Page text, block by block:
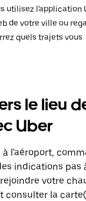
utilisez l'application
de votre ville ou
quels trajets vous
le lieu
Uber
l'aéroport,
indications pas
votre
consulter la